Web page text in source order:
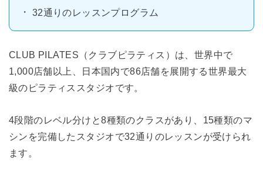
32通りのレッスンプログラム
CLUB PILATES（クラブピラティス）は、世界中で
1,000店舗以上、日本国内で86店舗を展開する世界最大
級のピラティススタジオです。
4段階のレベル分けと8種類のクラスがあり、15種類のマ
シンを完備したスタジオで32通りのレッスンが受けられ
ます。